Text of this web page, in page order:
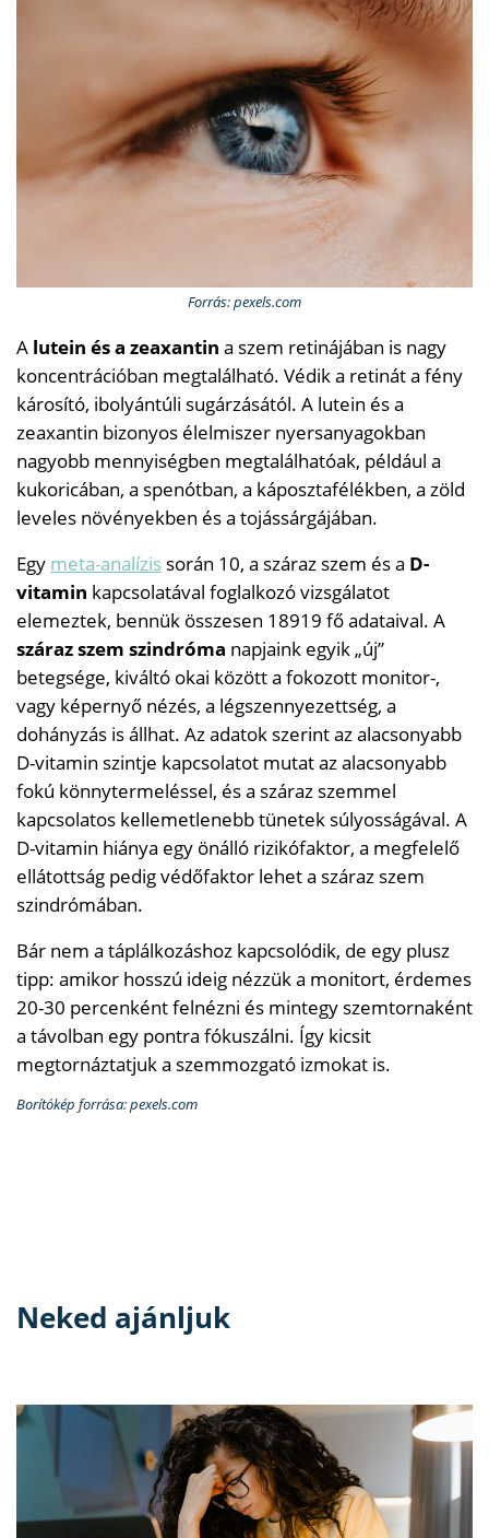
Forrás: pexels.com
A lutein és a zeaxantin a szem retinájában is nagy
koncentrációban megtalálható. Védik a retinát a fény
károsító, ibolyántúli sugárzásától. A lutein és a
zeaxantin bizonyos élelmiszer nyersanyagokban
nagyobb mennyiségben megtalálhatóak, például a
kukoricában, a spenótban, a káposztafélékben, a zöld
leveles növényekben és a tojássárgájában.
Egy meta-analízis során 10, a száraz szem és a D-
vitamin kapcsolatával foglalkozó vizsgálatot
elemeztek, bennük összesen 18919 fő adataival. A
száraz szem szindróma napjaink egyik „új”
betegsége, kiváltó okai között a fokozott monitor-,
vagy képernyő nézés, a légszennyezettség, a
dohányzás is állhat. Az adatok szerint az alacsonyabb
D-vitamin szintje kapcsolatot mutat az alacsonyabb
fokú könnytermeléssel, és a száraz szemmel
kapcsolatos kellemetlenebb tünetek súlyosságával. A
D-vitamin hiánya egy önálló rizikófaktor, a megfelelő
ellátottság pedig védőfaktor lehet a száraz szem
szindrómában.
Bár nem a táplálkozáshoz kapcsolódik, de egy plusz
tipp: amikor hosszú ideig nézzük a monitort, érdemes
20-30 percenként felnézni és mintegy szemtornaként
a távolban egy pontra fókuszálni. Így kicsit
megtornáztatjuk a szemmozgató izmokat is.
Borítókép forrása: pexels.com
Neked ajánljuk